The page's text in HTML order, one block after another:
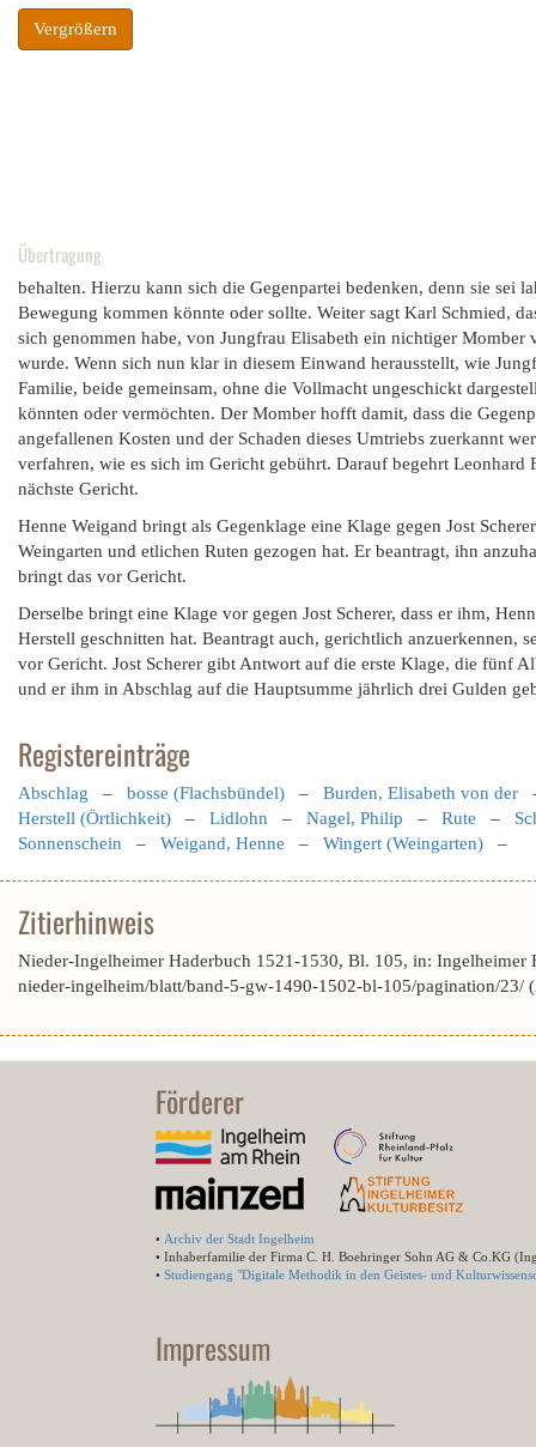
Vergrößern
Übertragung
behalten. Hierzu kann sich die Gegenpartei bedenken, denn sie sei
Bewegung kommen könnte oder sollte. Weiter sagt Karl Schmied,
sich genommen habe, von Jungfrau Elisabeth ein nichtiger
wurde. Wenn sich nun klar in diesem Einwand herausstellt, wie
Familie, beide gemeinsam, ohne die Vollmacht ungeschickt
könnten oder vermöchten. Der Momber hofft damit, dass die
angefallenen Kosten und der Schaden dieses Umtriebs zuerkannt
verfahren, wie es sich im Gericht gebührt. Darauf begehrt
nächste Gericht.
Henne Weigand bringt als Gegenklage eine Klage gegen Jost
Weingarten und etlichen Ruten gezogen hat. Er beantragt, ihn
bringt das vor Gericht.
Derselbe bringt eine Klage vor gegen Jost Scherer, dass er ihm,
Herstell geschnitten hat. Beantragt auch, gerichtlich anzuerkennen,
vor Gericht. Jost Scherer gibt Antwort auf die erste Klage, die fünf
und er ihm in Abschlag auf die Hauptsumme jährlich drei Gulden
Registereinträge
Abschlag – bosse (Flachsbündel) – Burden, Elisabeth von der
Herstell (Örtlichkeit) – Lidlohn – Nagel, Philip – Rute –
Sonnenschein – Weigand, Henne – Wingert (Weingarten) –
Zitierhinweis
Nieder-Ingelheimer Haderbuch 1521-1530, Bl. 105, in:
nieder-ingelheim/blatt/band-5-gw-1490-1502-bl-105/pagination/23/
Förderer
• Archiv der Stadt Ingelheim
• Inhaberfamilie der Firma C. H. Boehringer Sohn AG & Co.KG
• Studiengang "Digitale Methodik in den Geistes- und
Impressum